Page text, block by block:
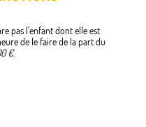
pas l'enfant dont elle est
de le faire de la part du
€.